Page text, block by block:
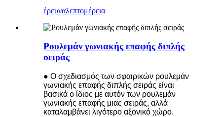
έρευναλεπτομέρεια
Ρουλεμάν γωνιακής επαφής διπλής
σειράς
● Ο σχεδιασμός των σφαιρικών ρουλεμάν
γωνιακής επαφής διπλής σειράς είναι
βασικά ο ίδιος με αυτόν των ρουλεμάν
γωνιακής επαφής μιας σειράς, αλλά
καταλαμβάνει λιγότερο αξονικό χώρο.